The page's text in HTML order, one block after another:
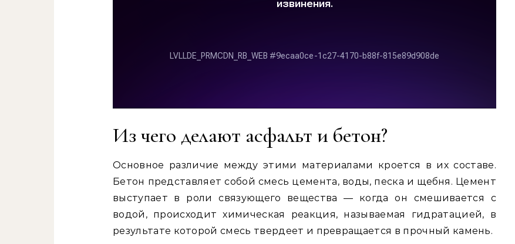
Из чего делают асфальт и бетон?
Основное различие между этими материалами кроется в их составе.
Бетон представляет собой смесь цемента, воды, песка и щебня. Цемент
выступает в роли связующего вещества — когда он смешивается с
водой, происходит химическая реакция, называемая гидратацией, в
результате которой смесь твердеет и превращается в прочный камень.